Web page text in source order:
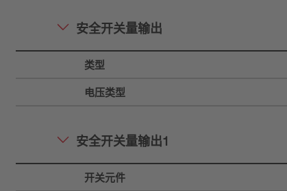
安全开关量输出
类型
电压类型
安全开关量输出1
开关元件